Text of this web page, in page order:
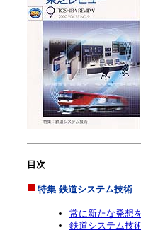
目次
特集 鉄道システム技術
常に新たな発想
鉄道システム技